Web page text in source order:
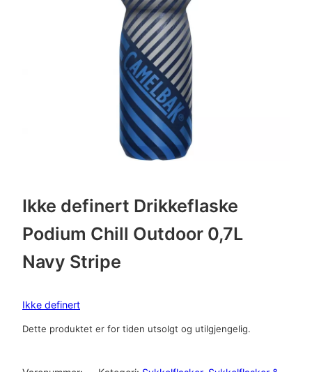
Ikke definert Drikkeflaske
Podium Chill Outdoor 0,7L
Navy Stripe
Ikke definert
Dette produktet er for tiden utsolgt og utilgjengelig.